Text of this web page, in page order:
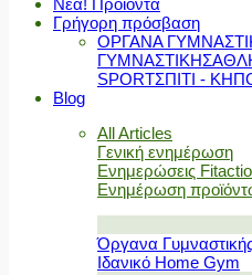
Νέα! Προϊόντα
Γρήγορη πρόσβαση
ΟΡΓΑΝΑ
ΓΥΜΝΑΣΤΙΚΗΣ
SPORTΣΠΙΤΙ -
Blog
All Articles
Γενική ενημέρωση
Ενημερώσεις
Ενημέρωση
Όργανα
Ιδανικό Home Gym